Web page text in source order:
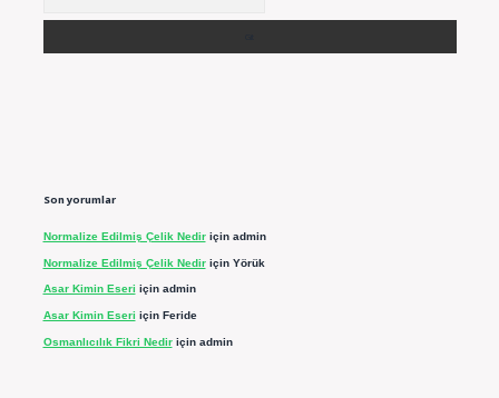
Son yorumlar
Normalize Edilmiş Çelik Nediriçin admin
Normalize Edilmiş Çelik Nediriçin Yörük
Asar Kimin Eseri için admin
Asar Kimin Eseri için Feride
Osmanlıcılık Fikri Nediriçin admin